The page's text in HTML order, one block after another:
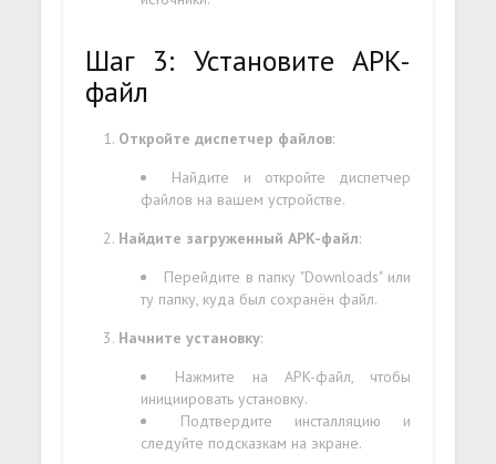
Шаг 3: Установите APK-
файл
Откройте диспетчер файлов:
Найдите и откройте диспетчер
файлов на вашем устройстве.
Найдите загруженный APK-файл:
Перейдите в папку "Downloads" или
ту папку, куда был сохранён файл.
Начните установку:
Нажмите на APK-файл, чтобы
инициировать установку.
Подтвердите инсталляцию и
следуйте подсказкам на экране.